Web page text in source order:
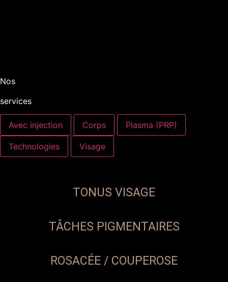
Nos
services
Avec injection Corps Plasma (PRP)
Technologies Visage
TONUS VISAGE
TÂCHES PIGMENTAIRES
ROSACÉE / COUPEROSE